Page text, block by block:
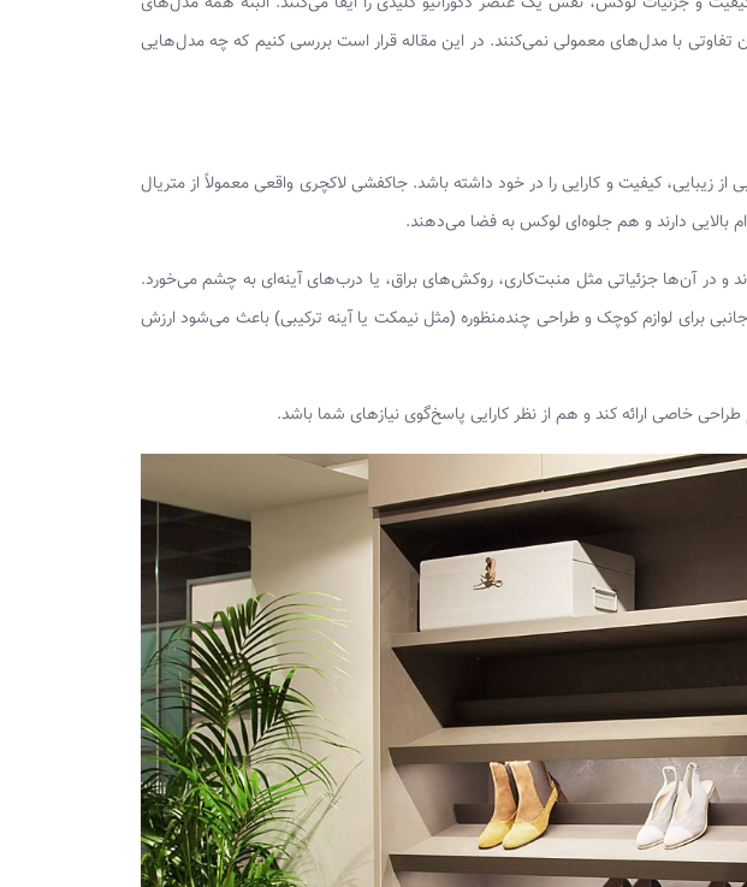
تفاوتی با مدل‌های معمولی نمی‌کنند. در این مقاله قرار است بررسی کنیم که چه مدل‌هایی
کیفیت و کارایی را در خود داشته باشد. جاکفشی لاکچری واقعی معمولاً از متریال
دارند و هم جلوه‌ای لوکس به فضا می‌دهند.
در آن‌ها جزئیاتی مثل منبت‌کاری، روکش‌های براق، یا درب‌های آینه‌ای به چشم می‌خورد.
برای لوازم کوچک و طراحی چندمنظوره (مثل نیمکت یا آینه ترکیبی) باعث می‌شود ارزش
خاصی ارائه کند و هم از نظر کارایی پاسخ‌گوی نیازهای شما باشد.